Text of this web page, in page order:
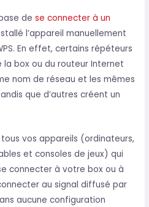
dese connecter à un
l’appareil manuellement
En effet, certains répéteurs
box ou du routeur Internet
nom de réseau et les mêmes
que d’autres créent un
vos appareils (ordinateurs,
et consoles de jeux) qui
connecter à votre box ou à
au signal diffusé par
aucune configuration